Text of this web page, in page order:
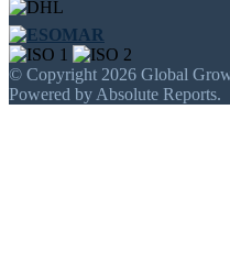
© Copyright 2026 Global
Powered by Absolute Reports.